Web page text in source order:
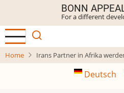
main
content
BONN
For a different
Home Irans Partner in Afrika
Deutsch